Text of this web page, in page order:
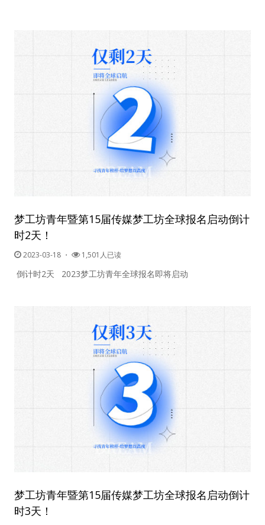
梦工坊青年暨第15届传媒梦工坊全球报名启动倒计
时2天！
2023-03-18 ・ 1,501人已读
倒计时2天 2023梦工坊青年全球报名即将启动
梦工坊青年暨第15届传媒梦工坊全球报名启动倒计
时3天！